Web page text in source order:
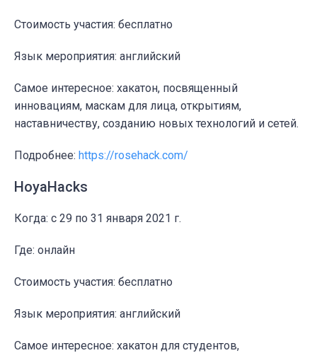
Стоимость участия: бесплатно
Язык мероприятия: английский
Самое интересное: хакатон, посвященный
инновациям, маскам для лица, открытиям,
наставничеству, созданию новых технологий и сетей.
Подробнее: https://rosehack.com/
HoyaHacks
Когда: c 29 по 31 января 2021 г.
Где: онлайн
Стоимость участия: бесплатно
Язык мероприятия: английский
Самое интересное: хакатон для студентов,